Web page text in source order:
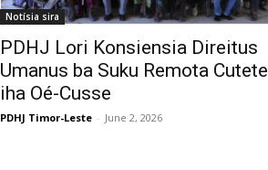
Notísia sira
PDHJ Lori Konsiensia Direitus
Umanus ba Suku Remota Cutete
iha Oé-Cusse
PDHJ Timor-Leste - June 2, 2026